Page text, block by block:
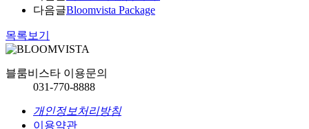
다음글Bloomvista Package
목록보기
블룸비스타 이용문의
031-770-8888
개인정보처리방침
이용약관